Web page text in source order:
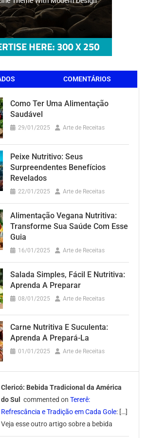
COMENTÁRIOS
Como Ter Uma Alimentação
Saudável
29/01/2025 Arte de Receitas
Peixe Nutritivo: Seus
Surpreendentes Benefícios
Revelados
22/01/2025 Arte de Receitas
Alimentação Vegana Nutritiva:
Transforme Sua Saúde Com Esse
Guia
16/01/2025 Arte de Receitas
Salada Simples, Fácil E Nutritiva:
Aprenda A Preparar
08/01/2025 Arte de Receitas
Carne Nutritiva E Suculenta:
Aprenda A Prepará-La
01/01/2025 Arte de Receitas
Clericó: Bebida Tradicional da América
do Sul
commented onTererê:
Refrescância e Tradição em Cada Gole: […]
Veja esse outro artigo sobre a bebida